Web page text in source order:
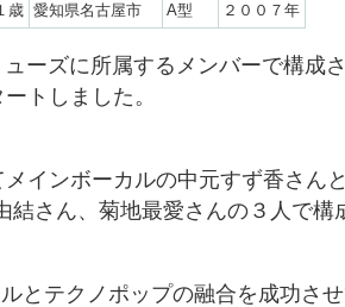
歳 愛知県名古屋市 A型 ２００７年
ーズに所属するメンバーで構成
トしました。
インボーカルの中元すず香さん
結さん、菊地最愛さんの３人で構
とテクノポップの融合を成功さ